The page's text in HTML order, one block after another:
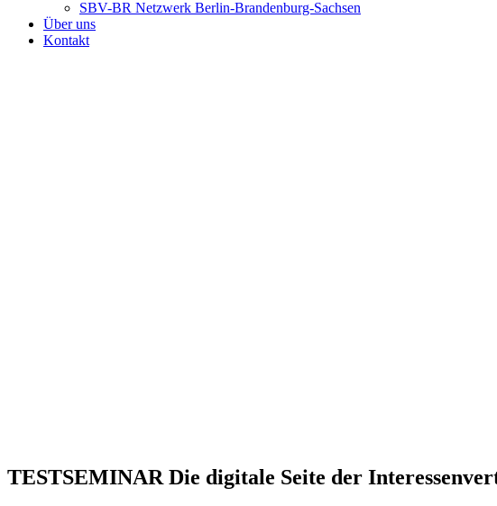
SBV-BR Netzwerk Berlin-Brandenburg-Sachsen
Über uns
Kontakt
TESTSEMINAR Die digitale Seite der